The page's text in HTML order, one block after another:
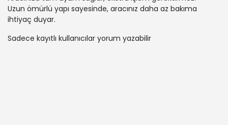
Uzun ömürlü yapı sayesinde, aracınız daha az bakıma
ihtiyaç duyar.
Sadece kayıtlı kullanıcılar yorum yazabilir